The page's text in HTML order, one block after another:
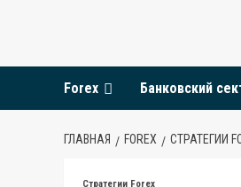
Forex Банковский
ГЛАВНАЯ FOREX СТРАТЕГИИ
Стратегии Forex